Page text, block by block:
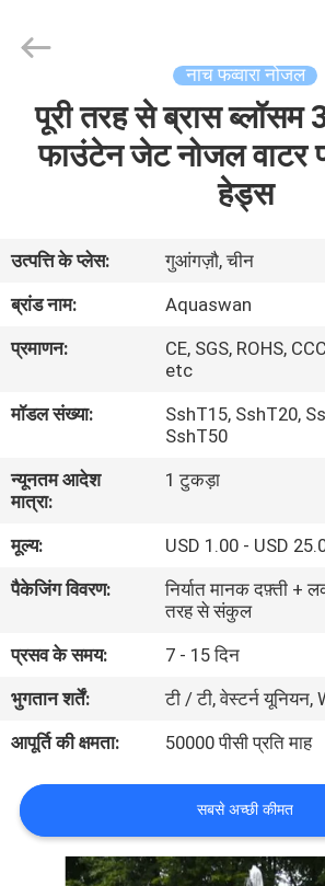
हमारे
बारे
में
कारखाना
गुणवत्ता
नियंत्रण
करें
एक
की
विनती
water
co,.ltd.
नाच फव्वारा नोजल
पूरी तरह से ब्रास ब्लॉसम
फाउंटेन जेट नोजल वाटर
हेड्स
उत्पत्ति के प्लेस:
गुआंगज़ौ, चीन
ब्रांड नाम:
Aquaswan
प्रमाणन:
CE, SGS, ROHS,
etc
मॉडल संख्या:
SshT15, SshT20,
SshT50
न्यूनतम आदेश
मात्रा:
1 टुकड़ा
मूल्य:
USD 1.00 - USD
पैकेजिंग विवरण:
निर्यात मानक दफ़्ती +
तरह से संकुल
प्रसव के समय:
7 - 15 दिन
भुगतान शर्तें:
टी / टी, वेस्टर्न
आपूर्ति की क्षमता:
50000 पीसी प्रति माह
सबसे अच्छी कीमत